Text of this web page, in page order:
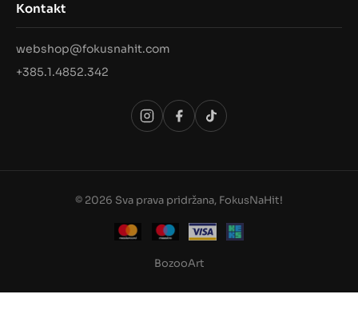
Kontakt
webshop@fokusnahit.com
+385.1.4852.342
© 2026 Sva prava pridržana, FokusNaHit!
BozooArt